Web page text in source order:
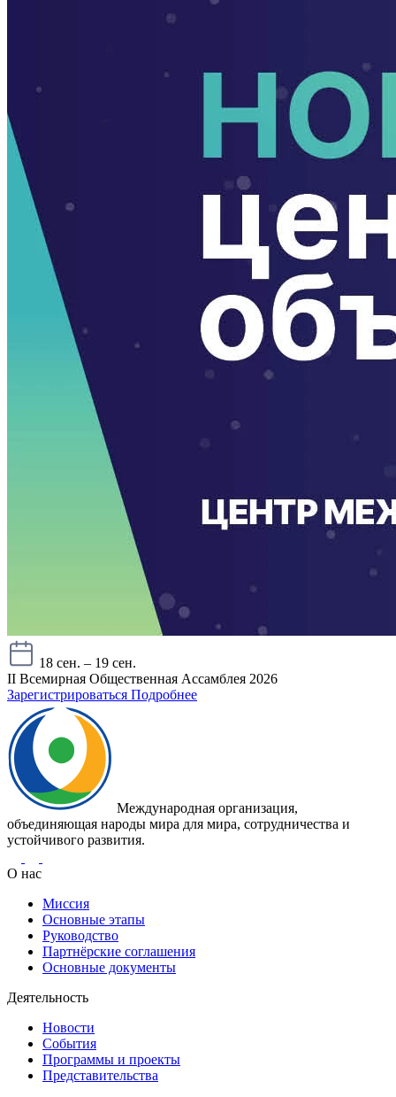
18 сен. – 19 сен.
II Всемирная Общественная Ассамблея 2026
Зарегистрироваться Подробнее
Международная организация,
объединяющая народы мира для мира, сотрудничества и
устойчивого развития.
О нас
Миссия
Основные этапы
Руководство
Партнёрские соглашения
Основные документы
Деятельность
Новости
События
Программы и проекты
Представительства